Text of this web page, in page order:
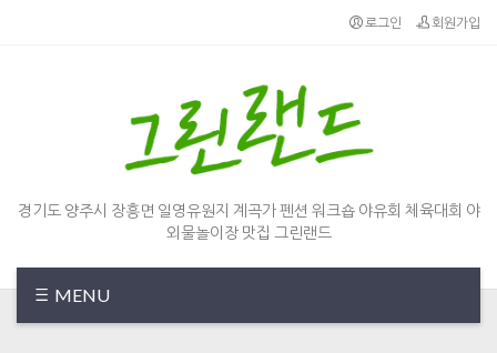
로그인 회원가입
경기도 양주시 장흥면 일영유원지 계곡가 펜션 워크숍 야유회 체육대회 야
외물놀이장 맛집 그린랜드
MENU